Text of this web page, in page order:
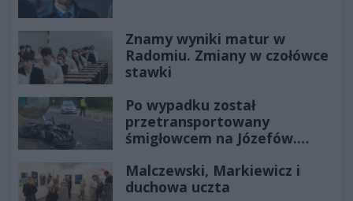
Znamy wyniki matur w
Radomiu. Zmiany w czołówce
stawki
Po wypadku został
przetransportowany
śmigłowcem na Józefów.
Malczewski, Markiewicz i
duchowa uczta